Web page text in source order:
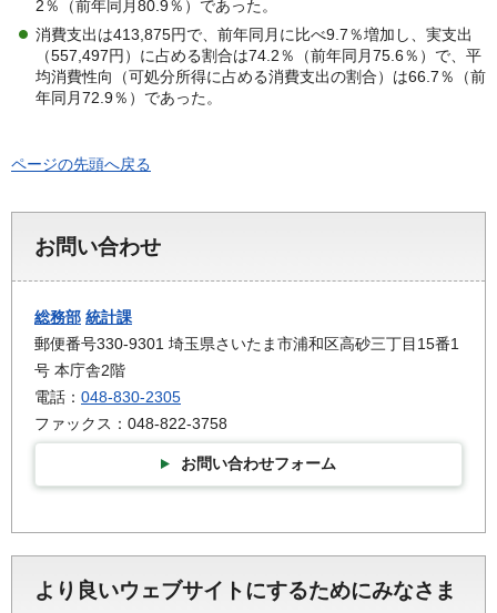
2％（前年同月80.9％）であった。
消費支出は413,875円で、前年同月に比べ9.7％増加し、実支出
（557,497円）に占める割合は74.2％（前年同月75.6％）で、平
均消費性向（可処分所得に占める消費支出の割合）は66.7％（前
年同月72.9％）であった。
ページの先頭へ戻る
お問い合わせ
総務部 統計課
郵便番号330-9301 埼玉県さいたま市浦和区高砂三丁目15番1
号 本庁舎2階
電話： 048-830-2305
ファックス：048-822-3758
お問い合わせフォーム
より良いウェブサイトにするためにみなさま